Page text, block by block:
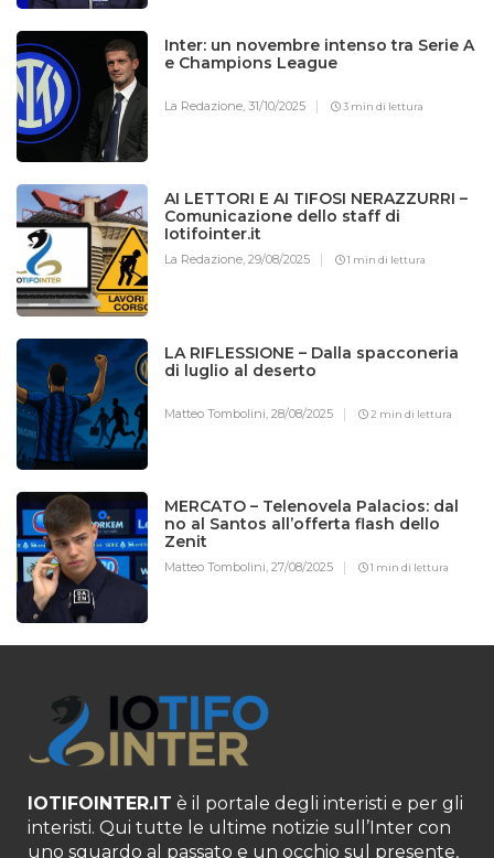
Inter: un novembre intenso tra Serie A
e Champions League
La Redazione,31/10/2025 3 min di lettura
AI LETTORI E AI TIFOSI NERAZZURRI –
Comunicazione dello staff di
Iotifointer.it
La Redazione,29/08/2025 1 min di lettura
LA RIFLESSIONE – Dalla spacconeria
di luglio al deserto
Matteo Tombolini,28/08/2025 2 min di lettura
MERCATO – Telenovela Palacios: dal
no al Santos all’offerta flash dello
Zenit
Matteo Tombolini,27/08/2025 1 min di lettura
IOTIFOINTER.IT è il portale degli interisti e per gli
interisti. Qui tutte le ultime notizie sull’Inter con
uno sguardo al passato e un occhio sul presente,